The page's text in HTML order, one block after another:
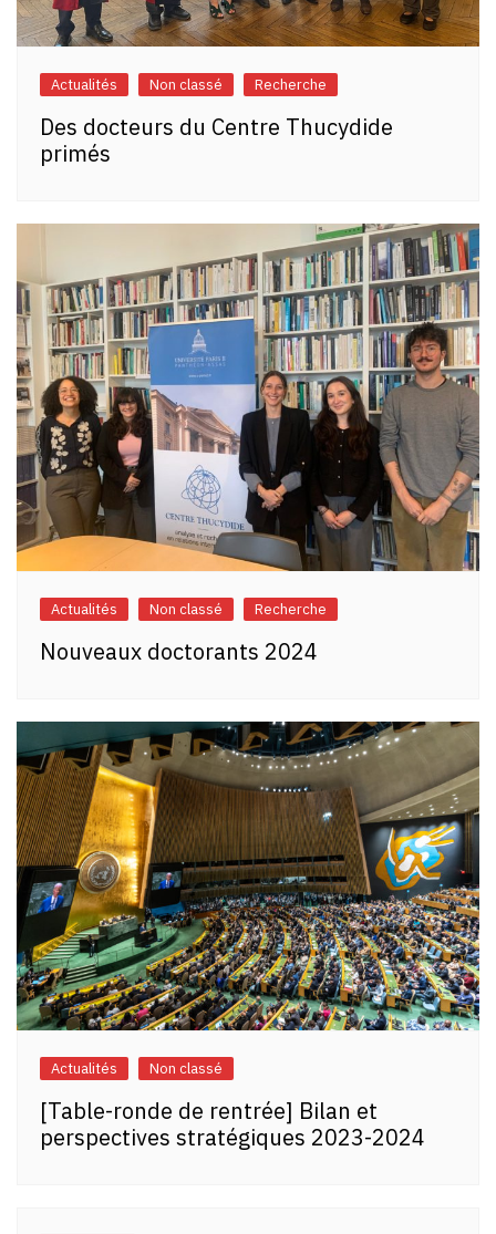
Actualités Non classé Recherche
Des docteurs du Centre Thucydide
primés
Actualités Non classé Recherche
Nouveaux doctorants 2024
Actualités Non classé
[Table-ronde de rentrée] Bilan et
perspectives stratégiques 2023-2024